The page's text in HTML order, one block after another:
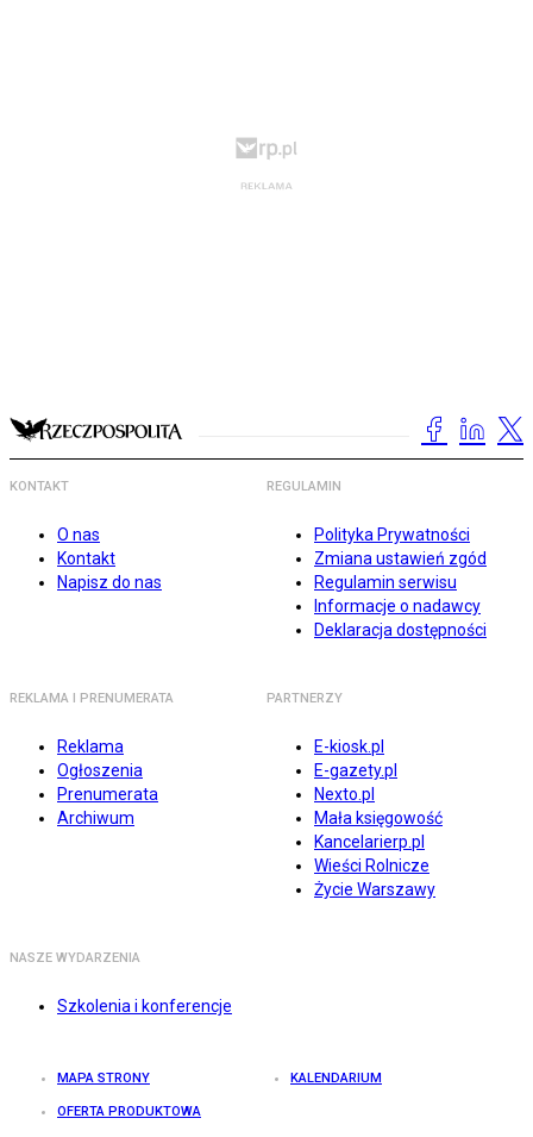
KONTAKT
O nas
Kontakt
Napisz do nas
REGULAMIN
Polityka Prywatności
Zmiana ustawień zgód
Regulamin serwisu
Informacje o nadawcy
Deklaracja dostępności
REKLAMA I PRENUMERATA
Reklama
Ogłoszenia
Prenumerata
Archiwum
PARTNERZY
E-kiosk.pl
E-gazety.pl
Nexto.pl
Mała księgowość
Kancelarierp.pl
Wieści Rolnicze
Życie Warszawy
NASZE WYDARZENIA
Szkolenia i konferencje
MAPA STRONY KALENDARIUM
OFERTA PRODUKTOWA